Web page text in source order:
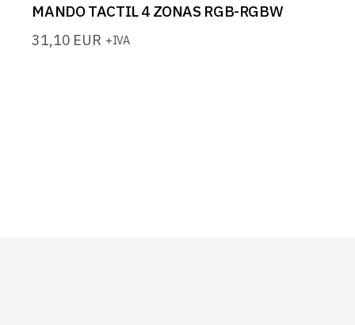
MANDO TACTIL 4 ZONAS RGB-RGBW
31,10 EUR +IVA